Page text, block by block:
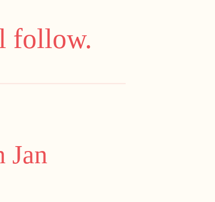
follow.
Jan